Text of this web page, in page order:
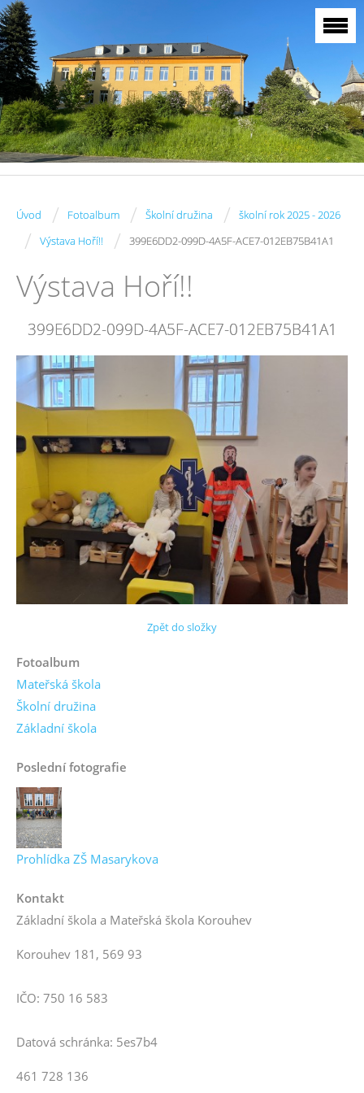
Úvod / Fotoalbum / Školní družina / školní rok 2025 - 2026
/ Výstava Hoří!! / 399E6DD2-099D-4A5F-ACE7-012EB75B41A1
Výstava Hoří!!
399E6DD2-099D-4A5F-ACE7-012EB75B41A1
Zpět do složky
Fotoalbum
Mateřská škola
Školní družina
Základní škola
Poslední fotografie
Prohlídka ZŠ Masarykova
Kontakt
Základní škola a Mateřská škola Korouhev
Korouhev 181, 569 93
IČO: 750 16 583
Datová schránka: 5es7b4
461 728 136